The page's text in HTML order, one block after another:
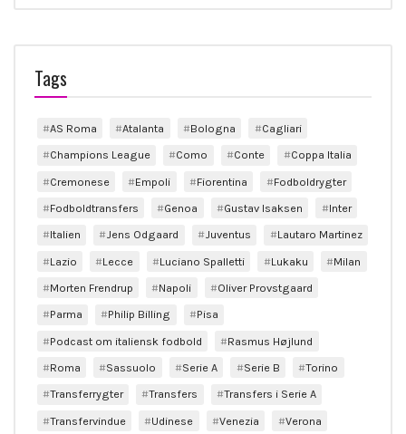
Tags
AS Roma Atalanta Bologna
Cagliari
Champions League
Como Conte
Coppa Italia
Cremonese
Empoli Fiorentina
Fodboldrygter
Fodboldtransfers
Genoa Gustav Isaksen
Inter
Italien
Jens Odgaard Juventus
Lautaro Martinez
Lazio
Lecce Luciano Spalletti Lukaku
Milan
Morten Frendrup
Napoli
Oliver Provstgaard
Parma
Philip Billing
Pisa
Podcast om italiensk fodbold
Rasmus Højlund
Roma
Sassuolo Serie A Serie B
Torino
Transferrygter
Transfers
Transfers i Serie A
Transfervindue
Udinese Venezia Verona